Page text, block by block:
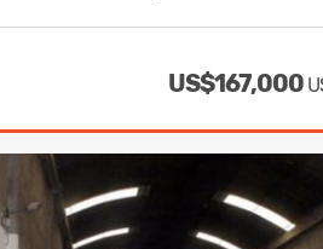
US$167,000